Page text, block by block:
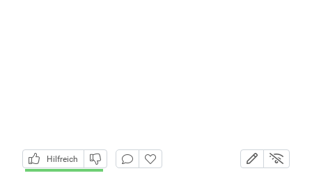
Hilfreich